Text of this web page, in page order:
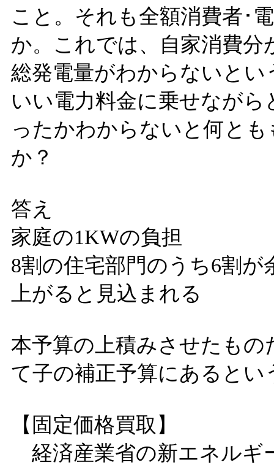
こと。それも全額消費者･
か。これでは、自家消費
総発電量がわからないと
いい電力料金に乗せなが
ったかわからないと何と
か？
答え
家庭の1KWの負担
8割の住宅部門のうち6割
上がると見込まれる
本予算の上積みさせたも
て子の補正予算にあるとい
【固定価格買取】
経済産業省の新エネルギ